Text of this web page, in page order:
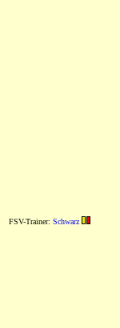
FSV-Trainer: Schwarz